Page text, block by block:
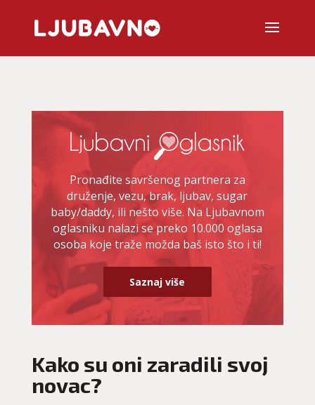
Pronađite savršenog partnera za
druženje, vezu, brak, ljubav, sugar
baby/daddy, ili nešto više. Na Ljubavnom
oglasniku nalazi se preko 10.000 oglasa
osoba koje traže možda baš isto što i ti!
Saznaj više
Kako su oni zaradili svoj
novac?